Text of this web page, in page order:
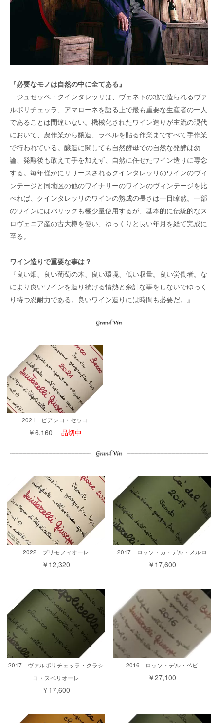
『必要なモノは自然の中に全てある』
ジュセッペ・クインタレッリは、ヴェネトの地で造られるヴァ
ルポリチェッラ、アマローネを語る上で最も重要な生産者の一人
であることは間違いない。機械化されたワイン造りが主流の現代
において、農作業から醸造、ラベルを貼る作業まですべて手作業
で行われている。醸造に関しても自然酵母での自然な発酵は勿
論、発酵後も敢えて手を加えず、自然に任せたワイン造りに専念
する。毎年僅かにリリースされるクインタレッリのワインのヴィ
ンテージと同地区の他のワイナリーのワインのヴィンテージを比
べれば、クインタレッリのワインの熟成の長さは一目瞭然。一部
のワインにはバリックも極少量使用するが、基本的に伝統的なス
ロヴェニア産の古大樽を使い、ゆっくりと長い年月を経て完成に
至る。
ワイン造りで重要な事は？
『良い畑、良い葡萄の木、良い環境、低い収量。良い労働者。な
により良いワインを造り続ける情熱と余計な事をしないでゆっく
り待つ忍耐力である。良いワイン造りには時間も必要だ。』
2021 ビアンコ・セッコ
￥6,160品切中
2022 プリモフィオーレ
￥12,320
2017 ロッソ・カ・デル・メルロ
￥17,600
2017 ヴァルポリチェッラ・クラシ
コ・スペリオーレ
￥17,600
2016 ロッソ・デル・ベビ
￥27,100